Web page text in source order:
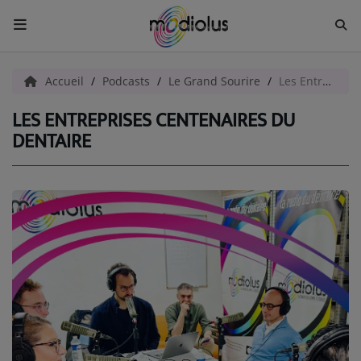
ACCUEIL
Radio
ACTUALITÉS
EMISSIONS
EQUIPES
EVÈNEMENTS
Musique
TOP 10
Accueil Podcasts Le Grand Sourire Les Entreprises Centenaires du Dentaire
LES ENTREPRISES CENTENAIRES DU
DENTAIRE